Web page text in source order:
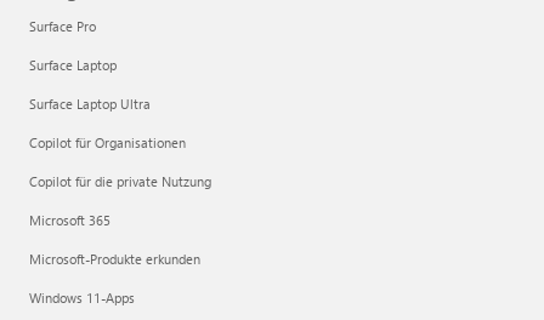
Surface Pro
Surface Laptop
Surface Laptop Ultra
Copilot für Organisationen
Copilot für die private Nutzung
Microsoft 365
Microsoft-Produkte erkunden
Windows 11-Apps